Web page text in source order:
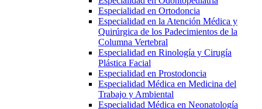
Especialidad en Ortodoncia
Especialidad en la Atención Médica y
Quirúrgica de los Padecimientos de la
Columna Vertebral
Especialidad en Rinología y Cirugía
Plástica Facial
Especialidad en Prostodoncia
Especialidad Médica en Medicina del
Trabajo y Ambiental
Especialidad Médica en Neonatología